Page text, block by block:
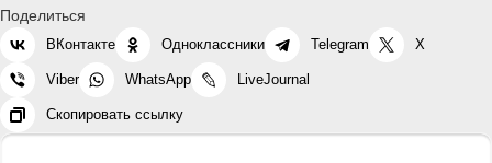
Поделиться
ВКонтакте Одноклассники Telegram X
Viber WhatsApp LiveJournal
Скопировать ссылку